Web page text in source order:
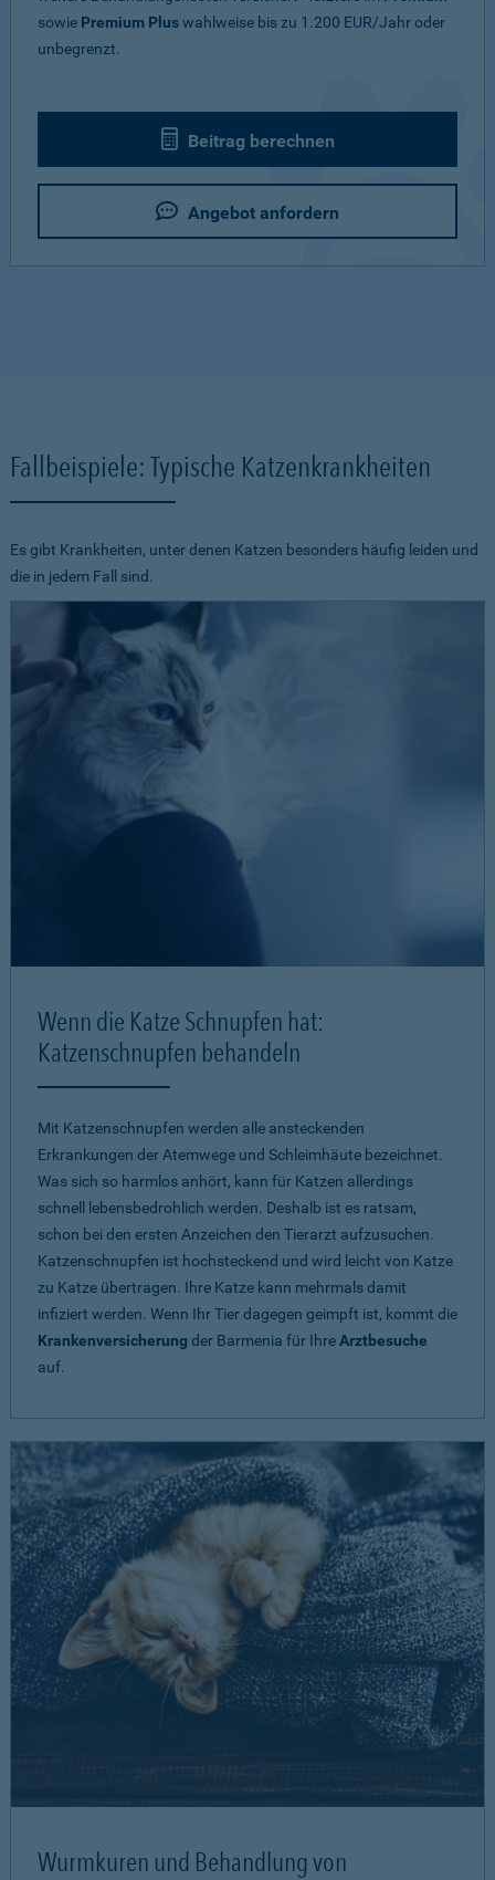
sowie Premium Pluswahlweise bis zu 1.200 EUR/Jahr oder
unbegrenzt.
Beitrag berechnen
Angebot anfordern
Fallbeispiele: Typische Katzenkrankheiten
Es gibt Krankheiten, unter denen Katzen besonders häufig leiden und
die in jedem Fall sind.
Wenn die Katze Schnupfen hat:
Katzenschnupfen behandeln
Mit Katzenschnupfen werden alle ansteckenden
Erkrankungen der Atemwege und Schleimhäute bezeichnet.
Was sich so harmlos anhört, kann für Katzen allerdings
schnell lebensbedrohlich werden. Deshalb ist es ratsam,
schon bei den ersten Anzeichen den Tierarzt aufzusuchen.
Katzenschnupfen ist hochsteckend und wird leicht von Katze
zu Katze übertragen. Ihre Katze kann mehrmals damit
infiziert werden. Wenn Ihr Tier dagegen geimpft ist, kommt die
Krankenversicherung der Barmenia für IhreArztbesuche
auf.
Wurmkuren und Behandlung von